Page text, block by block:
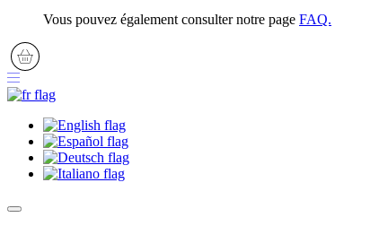
Vous pouvez également consulter notre page FAQ.